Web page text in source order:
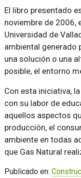
El libro presentado
noviembre de 2006,
Universidad de
ambiental generado
una solución o una
posible, el entorno
Con esta iniciativa,
con su labor de
aquellos aspectos
producción, el
ambiente en todas
que Gas Natural
Publicado en: